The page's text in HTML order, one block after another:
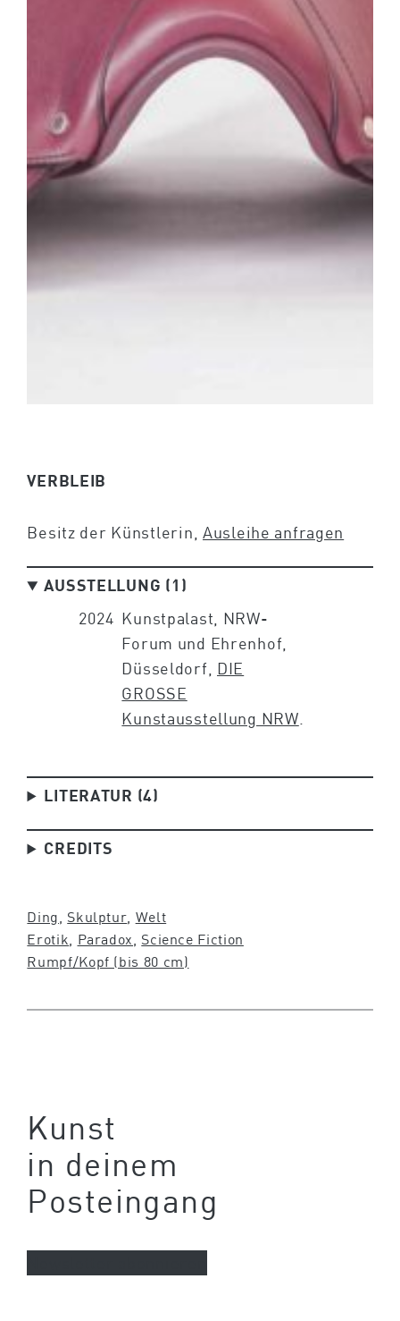
VERBLEIB
Besitz der Künstlerin, Ausleihe anfragen
AUSSTELLUNG (1)
2024 Kunstpalast, NRW-
Forum und Ehrenhof,
Düsseldorf, DIE
GROSSE
Kunstausstellung NRW
LITERATUR (4)
CREDITS
Ding Skulptur Welt
Erotik
Paradox
Science Fiction
Rumpf/Kopf (bis 80 cm)
Kunst
in deinem
Posteingang